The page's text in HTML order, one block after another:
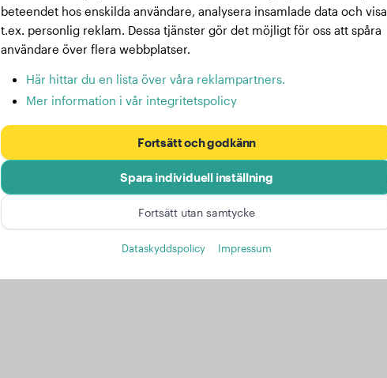
beteendet hos enskilda användare, analysera insamlade data och visa
t.ex. personlig reklam. Dessa tjänster gör det möjligt för oss att spåra
användare över flera webbplatser.
Här hittar du en lista över våra reklampartners.
Mer information i vår integritetspolicy
Fortsätt och godkänn
Spara individuell inställning
Fortsätt utan samtycke
Dataskyddspolicy Impressum